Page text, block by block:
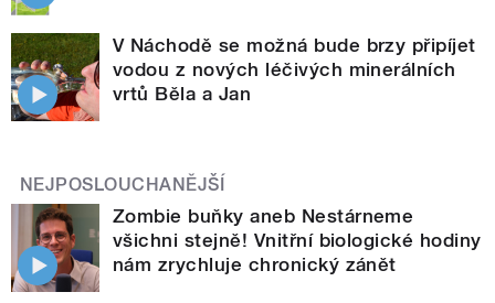
V Náchodě se možná bude brzy připíjet
vodou z nových léčivých minerálních
vrtů Běla a Jan
NEJPOSLOUCHANĚJŠÍ
Zombie buňky aneb Nestárneme
všichni stejně! Vnitřní biologické hodiny
nám zrychluje chronický zánět